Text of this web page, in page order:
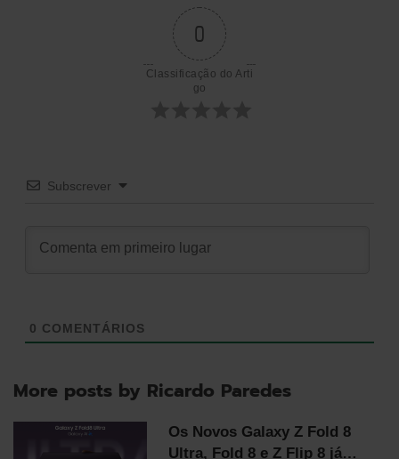
0
Classificação do Arti
go
Subscrever
0 COMENTÁRIOS
More posts by Ricardo Paredes
Os Novos Galaxy Z Fold 8
Ultra, Fold 8 e Z Flip 8 já